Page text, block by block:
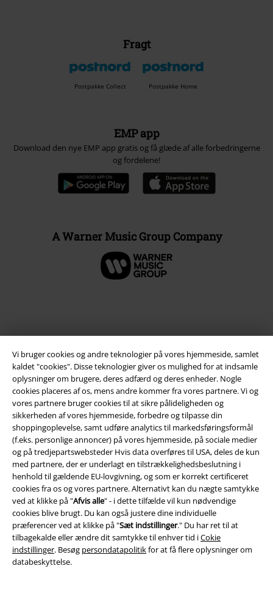
Vi bruger cookies og andre teknologier på vores hjemmeside, samlet
kaldet "cookies". Disse teknologier giver os mulighed for at indsamle
oplysninger om brugere, deres adfærd og deres enheder. Nogle
cookies placeres af os, mens andre kommer fra vores partnere. Vi og
vores partnere bruger cookies til at sikre pålideligheden og
sikkerheden af ​​vores hjemmeside, forbedre og tilpasse din
shoppingoplevelse, samt udføre analytics til markedsføringsformål
(f.eks. personlige annoncer) på vores hjemmeside, på sociale medier
og på tredjepartswebsteder Hvis data overføres til USA, deles de kun
med partnere, der er underlagt en tilstrækkelighedsbeslutning i
henhold til gældende EU-lovgivning, og som er korrekt certificeret
cookies fra os og vores partnere. Alternativt kan du nægte samtykke
ved at klikke på "Afvis alle" - i dette tilfælde vil kun nødvendige
cookies blive brugt. Du kan også justere dine individuelle
præferencer ved at klikke på "Sæt indstillinger." Du har ret til at
tilbagekalde eller ændre dit samtykke til enhver tid iCokie
indstillinger. Besøg persondatapolitikfor at få flere oplysninger om
databeskyttelse.
Fragt
Postpakke Collect Postpakke Home
EMP app
Download den nye EMP app gratis og få glæde af alle forbedringerne
og fordelene!
A Warner Music Group Company
Juridisk
Salgs-, medlems- & leveringsbetingelser
Om EMP Danmark
Persondatapolitik
Bortskaffelse af affald og miljøbeskyttelse
Overensstemmelseserklæring